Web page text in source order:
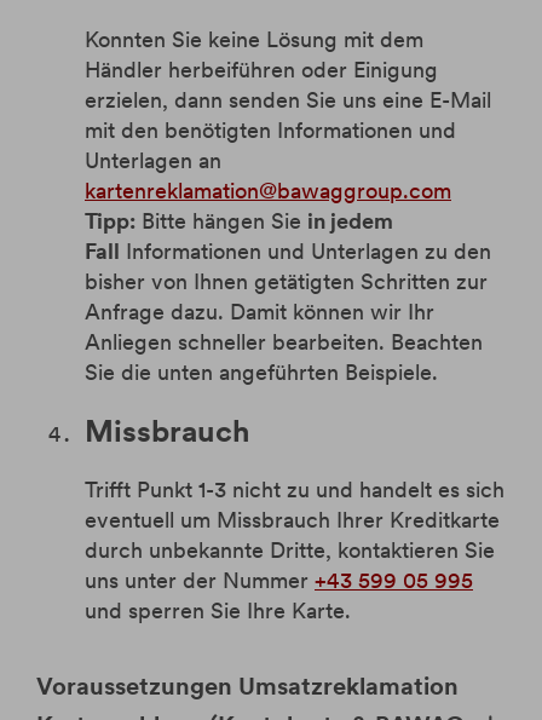
Konnten Sie keine Lösung mit dem
Händler herbeiführen oder Einigung
erzielen, dann senden Sie uns eine E-Mail
mit den benötigten Informationen und
Unterlagen an
kartenreklamation@bawaggroup.com
Tipp: Bitte hängen Sie in jedem
Fall Informationen und Unterlagen zu den
bisher von Ihnen getätigten Schritten zur
Anfrage dazu. Damit können wir Ihr
Anliegen schneller bearbeiten. Beachten
Sie die unten angeführten Beispiele.
Missbrauch
Trifft Punkt 1-3 nicht zu und handelt es sich
eventuell um Missbrauch Ihrer Kreditkarte
durch unbekannte Dritte, kontaktieren Sie
uns unter der Nummer +43 599 05 995
und sperren Sie Ihre Karte.
Voraussetzungen Umsatzreklamation